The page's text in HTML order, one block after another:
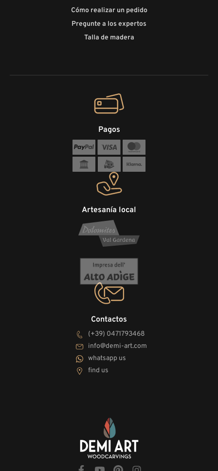
Cómo realizar un pedido
Pregunte a los expertos
Talla de madera
Contactos
(+39) 0471793468
info@demi-art.com
whatsapp us
find us
Artesanía local
Pagos